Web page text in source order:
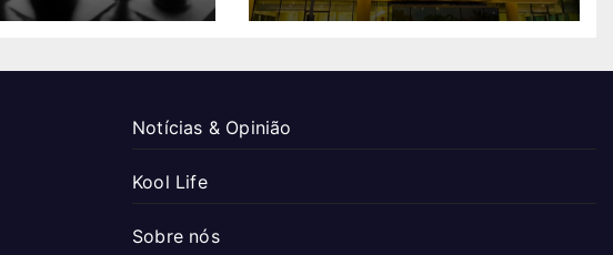
Notícias & Opinião
Kool Life
Sobre nós